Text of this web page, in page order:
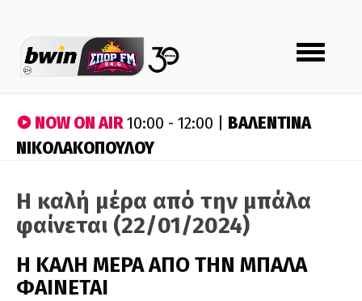
Toggle
navigation
NOW ON AIR10:00 - 12:00 | ΒΑΛΕΝΤΙΝΑ
ΝΙΚΟΛΑΚΟΠΟΥΛΟΥ
H καλή μέρα από την μπάλα
φαίνεται (22/01/2024)
H ΚΑΛΗ ΜΕΡΑ ΑΠΟ ΤΗΝ ΜΠΑΛΑ
ΦΑΙΝΕΤΑΙ